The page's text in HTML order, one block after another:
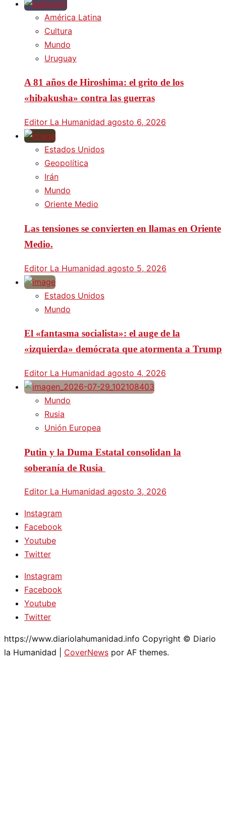
América Latina
Cultura
Mundo
Uruguay
A 81 años de Hiroshima: el grito de los
«hibakusha» contra las guerras
Editor La Humanidad agosto 6, 2026
Estados Unidos
Geopolítica
Irán
Mundo
Oriente Medio
Las tensiones se convierten en llamas en Oriente
Medio.
Editor La Humanidad agosto 5, 2026
Estados Unidos
Mundo
El «fantasma socialista»: el auge de la
«izquierda» demócrata que atormenta a Trump
Editor La Humanidad agosto 4, 2026
Mundo
Rusia
Unión Europea
Putin y la Duma Estatal consolidan la
soberanía de Rusia
Editor La Humanidad agosto 3, 2026
Instagram
Facebook
Youtube
Twitter
Instagram
Facebook
Youtube
Twitter
https://www.diariolahumanidad.info Copyright © Diario
la Humanidad
CoverNews por AF themes.